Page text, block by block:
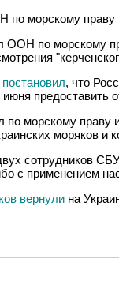
праву
по морскому
постановил, что
предоставить
морскому праву
моряков и
сотрудников
с применением
вернули на